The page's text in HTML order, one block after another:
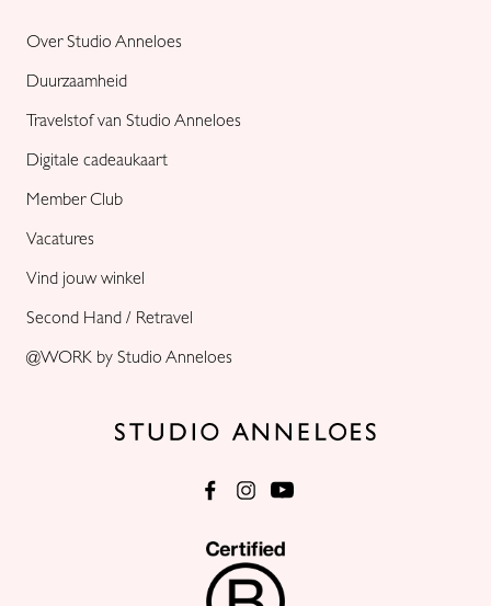
Over Studio Anneloes
Duurzaamheid
Travelstof van Studio Anneloes
Digitale cadeaukaart
Member Club
Vacatures
Vind jouw winkel
Second Hand / Retravel
@WORK by Studio Anneloes